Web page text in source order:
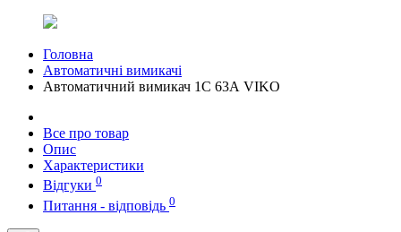
Головна
Автоматичні вимикачі
Автоматичний вимикач 1C 63А VIKO
Все про товар
Опис
Характеристики
Відгуки 0
Питання - відповідь 0